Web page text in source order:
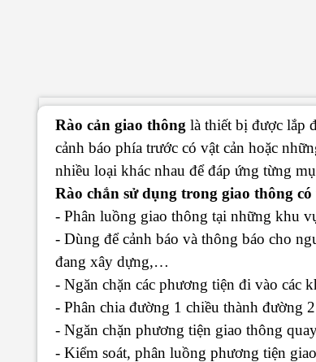
Rào cản giao thông là thiết bị được lắp
cảnh báo phía trước có vật cản hoặc
nhiều loại khác nhau để đáp ứng từng
Rào chắn sử dụng trong giao thông
- Phân luồng giao thông tại những khu
- Dùng để cảnh báo và thông báo cho
đang xây dựng,…
- Ngăn chặn các phương tiện đi vào các
- Phân chia đường 1 chiều thành đường
- Ngăn chặn phương tiện giao thông
- Kiểm soát, phân luồng phương tiện